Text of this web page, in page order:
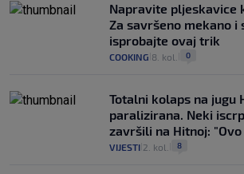
Napravite pljeskavice
Za savršeno mekano i
isprobajte ovaj trik
COOKING 8. kol. 0
Totalni kolaps na jugu
paralizirana. Neki
završili na Hitnoj:
VIJESTI 2. kol. 8